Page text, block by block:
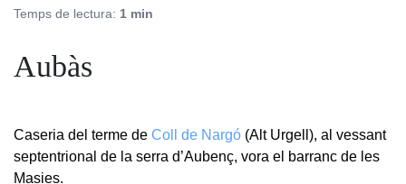
Temps de lectura: 1 min
Aubàs
Caseria del terme de Coll de Nargó (Alt Urgell), al vessant
septentrional de la serra d’Aubenç, vora el barranc de les
Masies.